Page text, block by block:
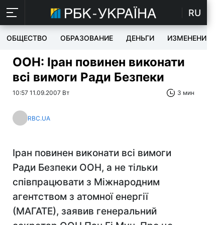
RU
ОБЩЕСТВО ОБРАЗОВАНИЕ ДЕНЬГИ ИЗМЕНЕНИЯ
ООН: Іран повинен виконати
всі вимоги Ради Безпеки
10:57 11.09.2007 Вт 3 мин
RBC.UA
Іран повинен виконати всі вимоги
Ради Безпеки ООН, а не тільки
співпрацювати з Міжнародним
агентством з атомної енергії
(МАГАТЕ), заявив генеральний